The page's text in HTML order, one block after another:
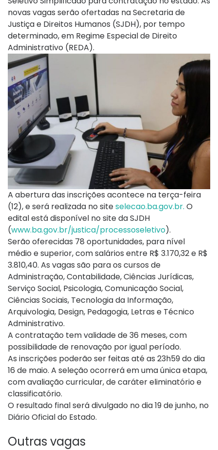
novas vagas serão ofertadas na Secretaria de
Justiça e Direitos Humanos (SJDH), por tempo
determinado, em Regime Especial de Direito
Administrativo (REDA).
A abertura das inscrições acontece na terça-feira
(12), e será realizada no siteselecao.ba.gov.br. O
edital está disponível no site da SJDH
(www.ba.gov.br/justica/processoseletivo).
Serão oferecidas 78 oportunidades, para nível
médio e superior, com salários entre R$ 3.170,32 e R$
3.810,40. As vagas são para os cursos de
Administração, Contabilidade, Ciências Jurídicas,
Serviço Social, Psicologia, Comunicação Social,
Ciências Sociais, Tecnologia da Informação,
Arquivologia, Design, Pedagogia, Letras e Técnico
Administrativo.
A contratação tem validade de 36 meses, com
possibilidade de renovação por igual período.
As inscrições poderão ser feitas até as 23h59 do dia
16 de maio. A seleção ocorrerá em uma única etapa,
com avaliação curricular, de caráter eliminatório e
classificatório.
O resultado final será divulgado no dia 19 de junho, no
Diário Oficial do Estado.
Outras vagas